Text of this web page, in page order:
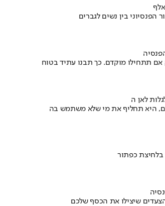
הפנסיוני בין נשים לגברים
תתחילו מוקדם. כך תבנו עתיד בטוח
בלחיצת כפתור
שיצילו את הכסף שלכם